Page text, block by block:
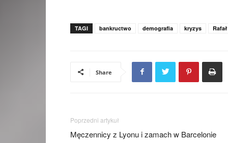
TAGI bankructwo demografia kryzys
Share
Poprzedni artykuł
Męczennicy z Lyonu i zamach w Barcelonie